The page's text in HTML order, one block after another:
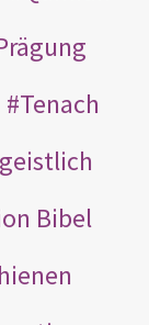
Tenach
geistlich
Bibel